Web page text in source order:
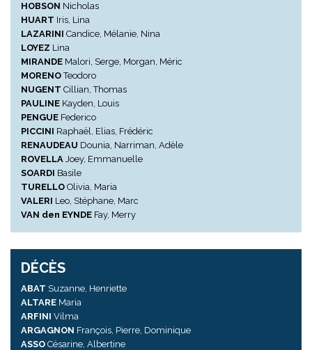
HOBSON Nicholas
HUART Iris, Lina
LAZARINI Candice, Mélanie, Nina
LOYEZ Lina
MIRANDE Malori, Serge, Morgan, Méric
MORENOTeodoro
NUGENT Cillian, Thomas
PAULINE Kayden, Louis
PENGUE Federico
PICCINI Raphaël, Elias, Frédéric
RENAUDEAU Dounia, Narriman, Adèle
ROVELLA Joey, Emmanuelle
SOARDI Basile
TURELLO Olivia, Maria
VALERI Leo, Stéphane, Marc
VAN den EYNDE Fay, Merry
DÉCÈS
ABAT Suzanne, Henriette
ALTARE Maria
ARFINI Vilma
ARGAGNON François, Pierre, Dominique
ASSO Césarine, Albertine